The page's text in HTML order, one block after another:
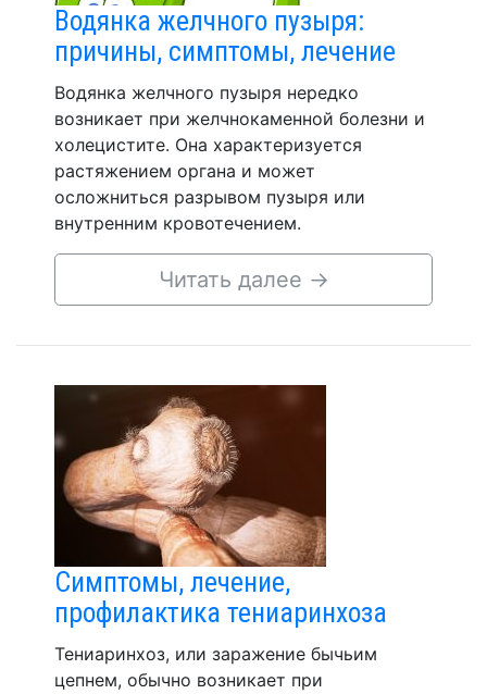
Водянка желчного пузыря:
причины, симптомы, лечение
Водянка желчного пузыря нередко
возникает при желчнокаменной болезни и
холецистите. Она характеризуется
растяжением органа и может
осложниться разрывом пузыря или
внутренним кровотечением.
Читать далее →
Симптомы, лечение,
профилактика тениаринхоза
Тениаринхоз, или заражение бычьим
цепнем, обычно возникает при